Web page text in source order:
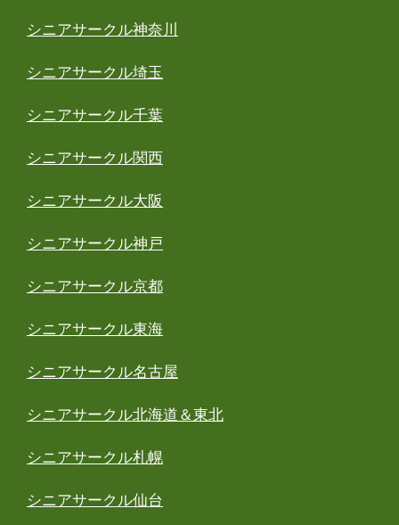
シニアサークル神奈川
シニアサークル埼玉
シニアサークル千葉
シニアサークル関西
シニアサークル大阪
シニアサークル神戸
シニアサークル京都
シニアサークル東海
シニアサークル名古屋
シニアサークル北海道＆東北
シニアサークル札幌
シニアサークル仙台